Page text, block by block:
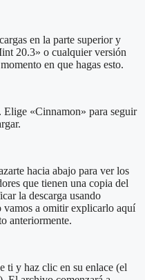
en la parte superior y
20.3» o cualquier versión
en que hagas esto.
Elige «Cinnamon» para seguir
hacia abajo para ver los
que tienen una copia del
la descarga usando
a omitir explicarlo aquí
anteriormente.
ti y haz clic en su enlace (el